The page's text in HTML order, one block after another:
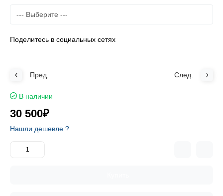
Поделитесь в социальных сетях
Пред. След.
В наличии
30 500₽
Нашли дешевле ?